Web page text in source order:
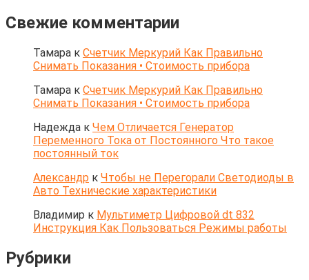
Свежие комментарии
Тамара к Счетчик Меркурий Как Правильно
Снимать Показания • Стоимость прибора
Тамара к Счетчик Меркурий Как Правильно
Снимать Показания • Стоимость прибора
Надежда к Чем Отличается Генератор
Переменного Тока от Постоянного Что такое
постоянный ток
Александр к Чтобы не Перегорали Светодиоды в
Авто Технические характеристики
Владимир к Мультиметр Цифровой dt 832
Инструкция Как Пользоваться Режимы работы
Рубрики